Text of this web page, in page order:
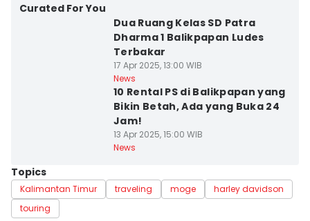
Curated For You
Dua Ruang Kelas SD Patra
Dharma 1 Balikpapan Ludes
Terbakar
17 Apr 2025, 13:00 WIB
News
10 Rental PS di Balikpapan yang
Bikin Betah, Ada yang Buka 24
Jam!
13 Apr 2025, 15:00 WIB
News
Topics
Kalimantan Timur traveling moge
harley davidson
touring